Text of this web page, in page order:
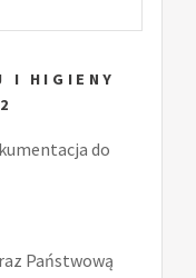
I HIGIENY
do
Państwową